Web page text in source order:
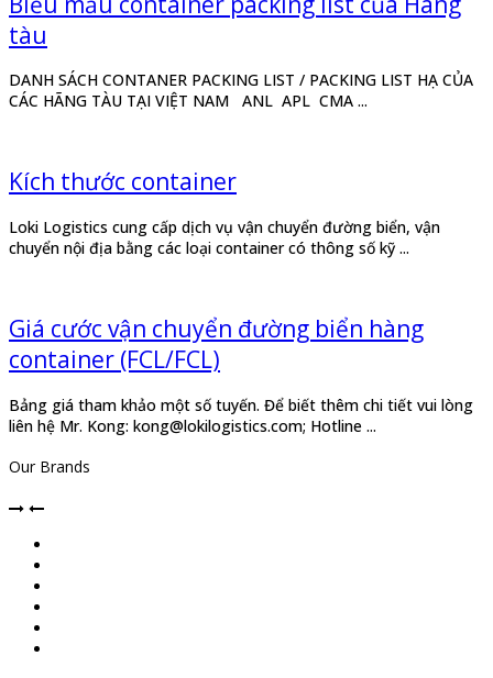
tàu
DANH SÁCH CONTANER PACKING LIST / PACKING LIST HẠ CỦA
CÁC HÃNG TÀU TẠI VIỆT NAM ANL APL CMA ...
Kích thước container
Loki Logistics cung cấp dịch vụ vận chuyển đường biển, vận
chuyển nội địa bằng các loại container có thông số kỹ ...
Giá cước vận chuyển đường biển hàng
container (FCL/FCL)
Bảng giá tham khảo một số tuyến. Để biết thêm chi tiết vui lòng
liên hệ Mr. Kong: kong@lokilogistics.com; Hotline ...
Our Brands